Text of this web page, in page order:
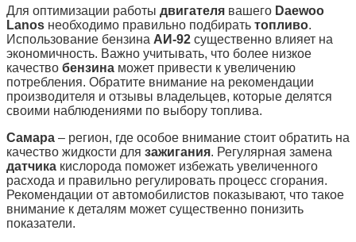
Для оптимизации работы двигателя вашего Daewoo
Lanos необходимо правильно подбирать топливо.
Использование бензина АИ-92 существенно влияет на
экономичность. Важно учитывать, что более низкое
качество бензина может привести к увеличению
потребления. Обратите внимание на рекомендации
производителя и отзывы владельцев, которые делятся
своими наблюдениями по выбору топлива.
Самара – регион, где особое внимание стоит обратить на
качество жидкости для зажигания. Регулярная замена
датчика кислорода поможет избежать увеличенного
расхода и правильно регулировать процесс сгорания.
Рекомендации от автомобилистов показывают, что такое
внимание к деталям может существенно понизить
показатели.